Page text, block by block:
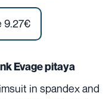
9.27€
Evage pitaya
in spandex and